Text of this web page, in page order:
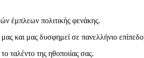
έμπλεων πολιτικής φενάκης.
και μας δυσφημεί σε πανελλήνιο
ταλέντο της ηθοποιίας σας.